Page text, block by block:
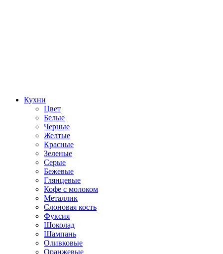
Кухни
Цвет
Белые
Черные
Желтые
Красные
Зеленые
Серые
Бежевые
Глянцевые
Кофе с молоком
Металлик
Слоновая кость
Фуксия
Шоколад
Шампань
Оливковые
Оранжевые